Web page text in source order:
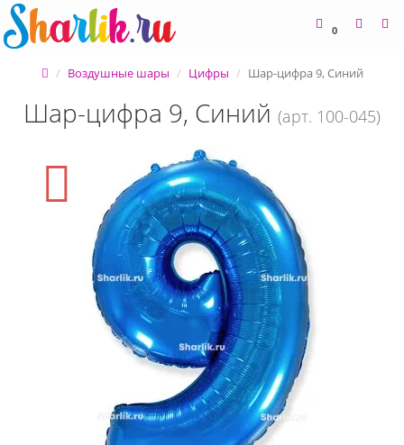
0
Воздушные шары Цифры Шар-цифра 9, Синий
Шар-цифра 9, Синий (арт. 100-045)